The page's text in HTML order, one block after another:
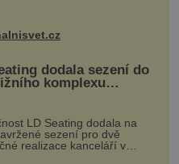
dodala sezení do
komplexu
v Salfordu
LD Seating dodala na
sezení pro dvě
realizace kanceláří v
v anglickém